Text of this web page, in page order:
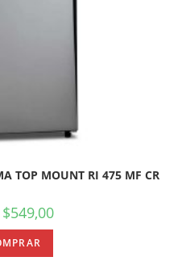
TOP MOUNT RI 475 MF CR
$549,00